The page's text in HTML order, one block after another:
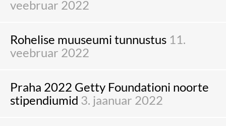
veebruar 2022
Rohelise muuseumi tunnustus 11.
veebruar 2022
Praha 2022 Getty Foundationi noorte
stipendiumid 3. jaanuar 2022